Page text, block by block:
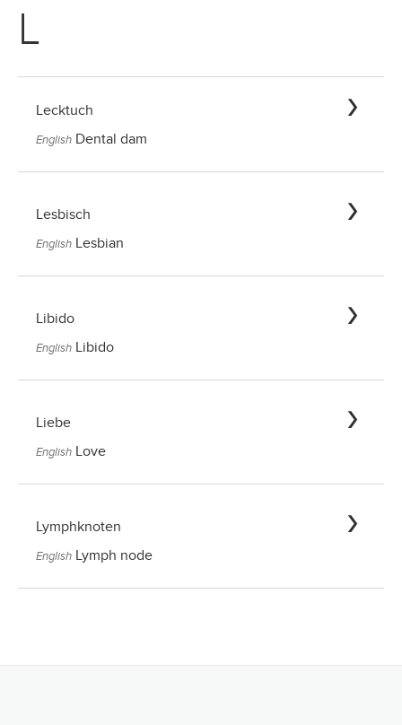
L
Lecktuch
English Dental dam
Lesbisch
English Lesbian
Libido
English Libido
Liebe
English Love
Lymphknoten
English Lymph node